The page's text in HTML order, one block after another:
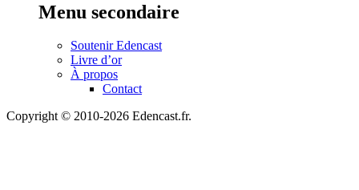
Menu secondaire
Soutenir Edencast
Livre d’or
À propos
Contact
Copyright © 2010-2026 Edencast.fr.